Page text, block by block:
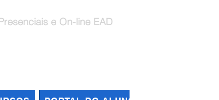
e On-line EAD